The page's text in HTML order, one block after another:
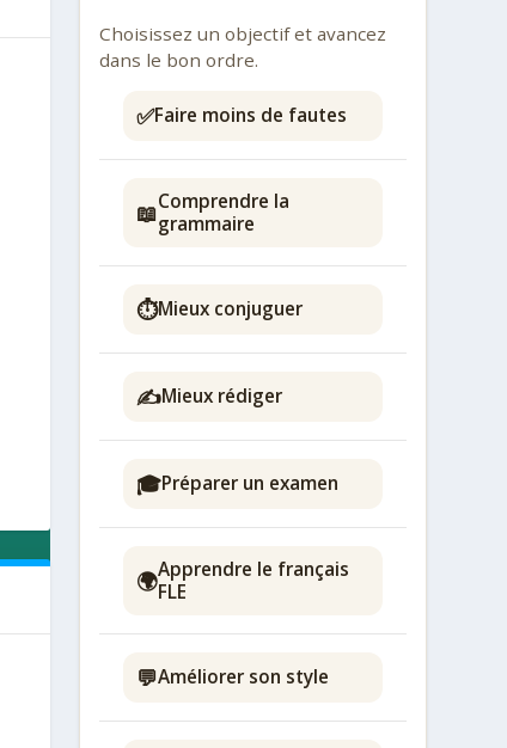
Choisissez un objectif et avancez
dans le bon ordre.
✅Faire moins de fautes
📖Comprendre la
grammaire
⏱️Mieux conjuguer
✍️Mieux rédiger
🎓Préparer un examen
🌍Apprendre le français
FLE
💬Améliorer son style